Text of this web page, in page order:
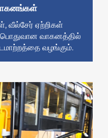
வீல்சேர் ஏற்றிகள்
வாகனத்தில்
வழங்கும்.